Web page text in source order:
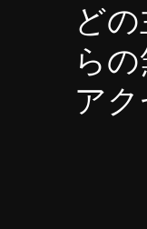
ど
ら
ア